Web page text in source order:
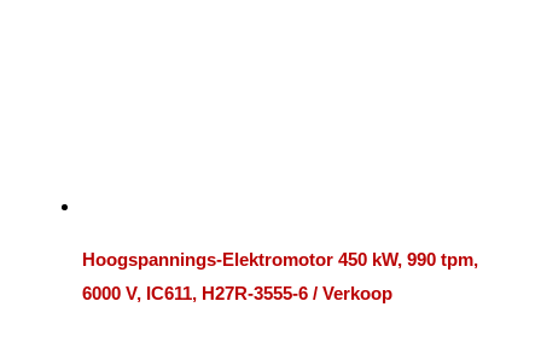
Hoogspannings-Elektromotor 450 kW, 990 tpm,
6000 V, IC611, H27R-3555-6 / Verkoop